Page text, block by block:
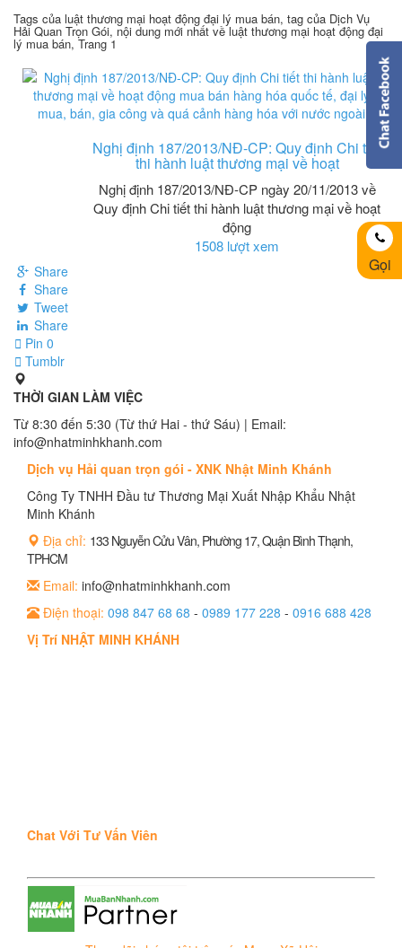
Tags của luật thương mại hoạt động đại lý mua bán, tag của Dịch Vụ
Hải Quan Trọn Gói, nội dung mới nhất về luật thương mại hoạt động đại
lý mua bán, Trang 1
Nghị định 187/2013/NĐ-CP: Quy định Chi tiết
thi hành luật thương mại về hoạt
Nghị định 187/2013/NĐ-CP ngày 20/11/2013 về
Quy định Chi tiết thi hành luật thương mại về hoạt
động
1508 lượt xem
Share
Share
Tweet
Share
Pin 0
Tumblr
THỜI GIAN LÀM VIỆC
Từ 8:30 đến 5:30 (Từ thứ Hai - thứ Sáu) | Email:
info@nhatminhkhanh.com
Dịch vụ Hải quan trọn gói - XNK Nhật Minh Khánh
Công Ty TNHH Đầu tư Thương Mại Xuất Nhập Khẩu Nhật
Minh Khánh
Địa chỉ: 133 Nguyễn Cửu Vân, Phường 17, Quận Bình Thạnh,
TPHCM
Email: info@nhatminhkhanh.com
Điện thoại: 098 847 68 68 - 0989 177 228 - 0916 688 428
Vị Trí NHẬT MINH KHÁNH
Chat Với Tư Vấn Viên
Gọi